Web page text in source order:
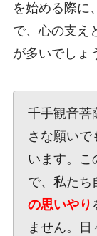
を始める際に
で、心の支え
が多いでしょ
千手観音菩
さな願いで
います。こ
で、私たち
の思いやり
ません。